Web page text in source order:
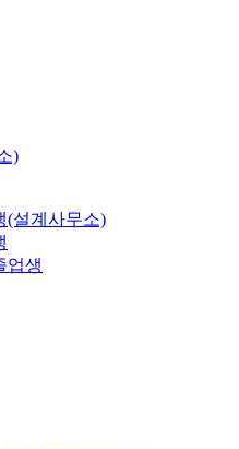
)
(설계사무소)
업생